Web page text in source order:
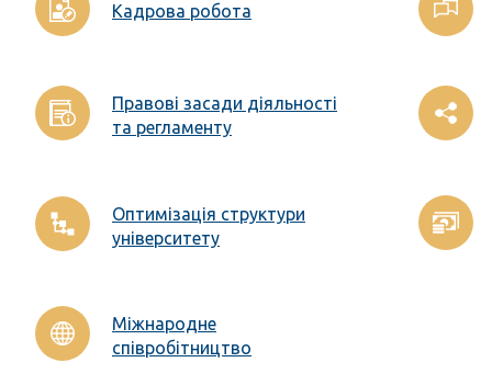
Кадрова робота
Правові засади діяльності
та регламенту
Оптимізація структури
університету
Міжнародне
співробітництво